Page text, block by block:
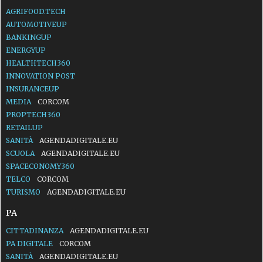
AGRIFOOD.TECH
AUTOMOTIVEUP
BANKINGUP
ENERGYUP
HEALTHTECH360
INNOVATION POST
INSURANCEUP
MEDIA
CORCOM
PROPTECH360
RETAILUP
SANITÀ
AGENDADIGITALE.EU
SCUOLA
AGENDADIGITALE.EU
SPACECONOMY360
TELCO
CORCOM
TURISMO
AGENDADIGITALE.EU
PA
CITTADINANZA
AGENDADIGITALE.EU
PA DIGITALE
CORCOM
SANITÀ
AGENDADIGITALE.EU